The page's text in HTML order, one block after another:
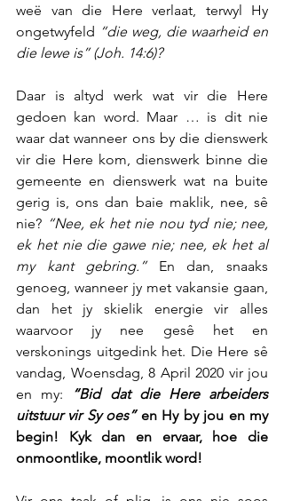
weë van die Here verlaat, terwyl Hy
ongetwyfeld “die weg, die waarheid en
die lewe is” (Joh. 14:6)?
Daar is altyd werk wat vir die Here
gedoen kan word. Maar … is dit nie
waar dat wanneer ons by die dienswerk
vir die Here kom, dienswerk binne die
gemeente en dienswerk wat na buite
gerig is, ons dan baie maklik, nee, sê
nie? “Nee, ek het nie nou tyd nie; nee,
ek het nie die gawe nie; nee, ek het al
my kant gebring.” En dan, snaaks
genoeg, wanneer jy met vakansie gaan,
dan het jy skielik energie vir alles
waarvoor jy nee gesê het en
verskonings uitgedink het. Die Here sê
vandag, Woensdag, 8 April 2020 vir jou
en my:
“Bid dat die Here arbeiders
uitstuur vir Sy oes” en Hy by jou en my
begin! Kyk dan en ervaar, hoe die
onmoontlike, moontlik word!